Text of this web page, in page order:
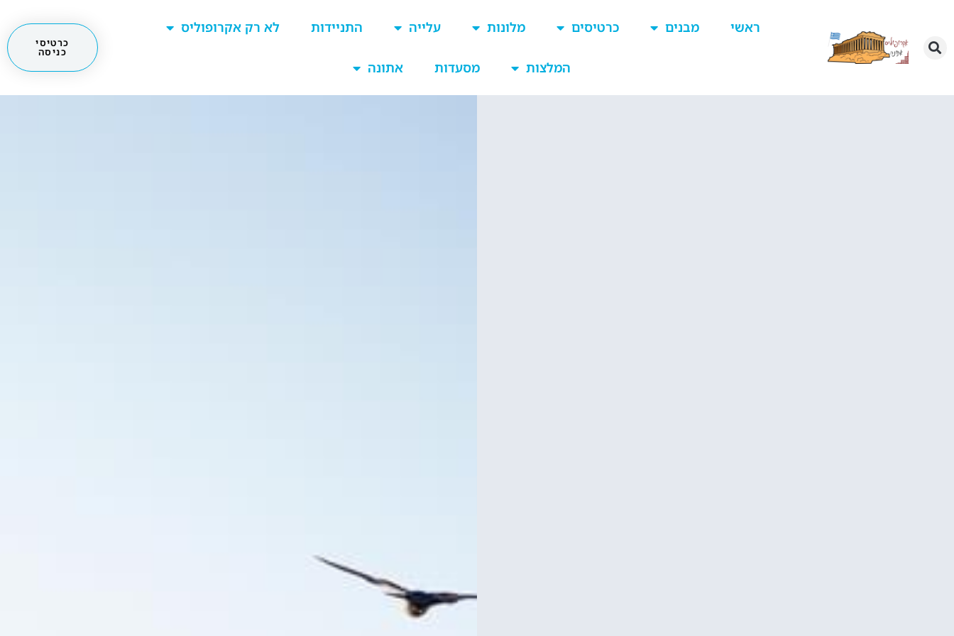
ראשי מבנים כרטיסים מלונות עלייה התניידות לא רק אקרופוליס
המלצות מסעדות אתונה
כרטיסי
כניסה